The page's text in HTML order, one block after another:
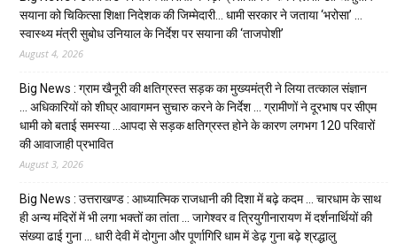
सयाना को चिकित्सा शिक्षा निदेशक की जिम्मेदारी… धामी सरकार ने जताया ‘भरोसा’ …
स्वास्थ्य मंत्री सुबोध उनियाल के निर्देश पर सयाना की ‘ताजपोशी’
August 4, 2026
Big News : ग्राम खैनूरी की क्षतिग्रस्त सड़क का मुख्यमंत्री ने लिया तत्काल संज्ञान
… अधिकारियों को शीघ्र आवागमन सुचारु करने के निर्देश … ग्रामीणों ने दूरभाष पर सीएम
धामी को बताई समस्या …आपदा से सड़क क्षतिग्रस्त होने के कारण लगभग 120 परिवारों
की आवाजाही प्रभावित
August 3, 2026
Big News : उत्तराखण्ड : आध्यात्मिक राजधानी की दिशा में बढ़े कदम … चारधाम के साथ
ही अन्य मंदिरों में भी लगा भक्तों का तांता … जागेश्वर व त्रियुगीनारायण में दर्शनार्थियों की
संख्या ढाई गुना … धारी देवी में दोगुना और पूर्णागिरि धाम में डेढ़ गुना बढ़े श्रद्धालु